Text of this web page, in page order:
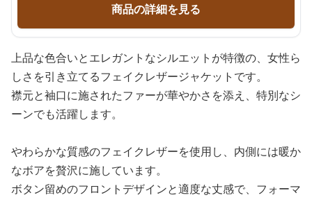
商品の詳細を見る
上品な色合いとエレガントなシルエットが特徴の、女性ら
しさを引き立てるフェイクレザージャケットです。
襟元と袖口に施されたファーが華やかさを添え、特別なシ
ーンでも活躍します。
やわらかな質感のフェイクレザーを使用し、内側には暖か
なボアを贅沢に施しています。
ボタン留めのフロントデザインと適度な丈感で、フォーマ